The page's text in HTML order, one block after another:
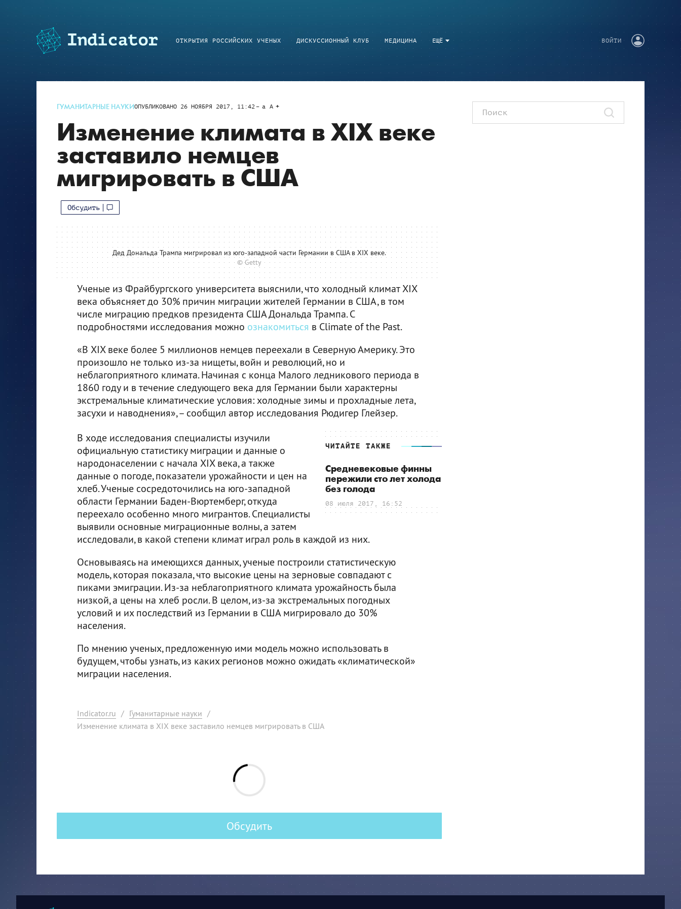
ЕЩЁ
ОТКРЫТИЯ РОССИЙСКИХ УЧЕНЫХ ДИСКУССИОННЫЙ КЛУБ МЕДИЦИНА ВОЙТИ
ГУМАНИТАРНЫЕ НАУКИОПУБЛИКОВАНО 26 НОЯБРЯ 2017, 11:42 a A
Изменение климата в XIX веке
заставило немцев
мигрировать в США
Обсудить
Дед Дональда Трампа мигрировал из юго-западной части Германии в США в XIX веке.
© Getty
Ученые из Фрайбургского университета выяснили, что холодный климат XIX
века объясняет до 30% причин миграции жителей Германии в США, в том
числе миграцию предков президента США Дональда Трампа. С
подробностями исследования можно ознакомиться в Climate of the Past.
«В XIX веке более 5 миллионов немцев переехали в Северную Америку. Это
произошло не только из-за нищеты, войн и революций, но и
неблагоприятного климата. Начиная с конца Малого ледникового периода в
1860 году и в течение следующего века для Германии были характерны
экстремальные климатические условия: холодные зимы и прохладные лета,
засухи и наводнения», – сообщил автор исследования Рюдигер Глейзер.
ЧИТАЙТЕ ТАКЖЕ
Средневековые финны
пережили сто лет холода
без голода
08 июля 2017, 16:52
В ходе исследования специалисты изучили
официальную статистику миграции и данные о
народонаселении с начала XIX века, а также
данные о погоде, показатели урожайности и цен на
хлеб. Ученые сосредоточились на юго-западной
области Германии Баден-Вюртемберг, откуда
переехало особенно много мигрантов. Специалисты
выявили основные миграционные волны, а затем
исследовали, в какой степени климат играл роль в каждой из них.
Основываясь на имеющихся данных, ученые построили статистическую
модель, которая показала, что высокие цены на зерновые совпадают с
пиками эмиграции. Из-за неблагоприятного климата урожайность была
низкой, а цены на хлеб росли. В целом, из-за экстремальных погодных
условий и их последствий из Германии в США мигрировало до 30%
населения.
По мнению ученых, предложенную ими модель можно использовать в
будущем, чтобы узнать, из каких регионов можно ожидать «климатической»
миграции населения.
Indicator.ru / Гуманитарные науки /
Изменение климата в XIX веке заставило немцев мигрировать в США
Обсудить